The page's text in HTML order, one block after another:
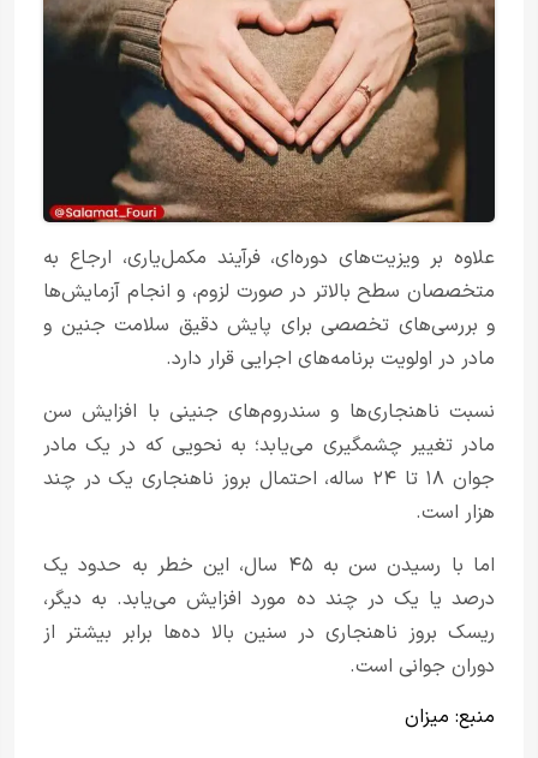
علاوه بر ویزیت‌های دوره‌ای، فرآیند مکمل‌یاری، ارجاع به
متخصصان سطح بالاتر در صورت لزوم، و انجام آزمایش‌ها
و بررسی‌های تخصصی برای پایش دقیق سلامت جنین و
مادر در اولویت برنامه‌های اجرایی قرار دارد.
نسبت ناهنجاری‌ها و سندروم‌های جنینی با افزایش سن
مادر تغییر چشمگیری می‌یابد؛ به نحویی که در یک مادر
جوان ۱۸ تا ۲۴ ساله، احتمال بروز ناهنجاری یک در چند
هزار است.
اما با رسیدن سن به ۴۵ سال، این خطر به حدود یک
درصد یا یک در چند ده مورد افزایش می‌یابد. به دیگر،
ریسک بروز ناهنجاری در سنین بالا ده‌ها برابر بیشتر از
دوران جوانی است.
منبع: میزان